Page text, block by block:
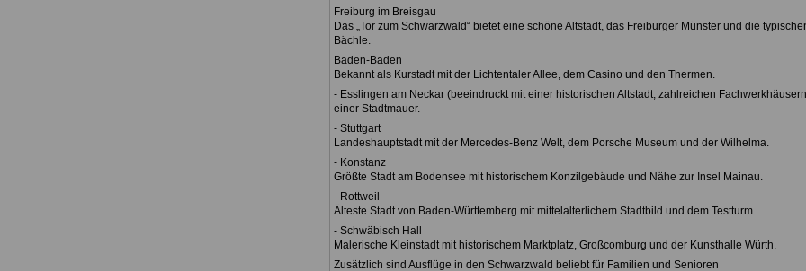
Freiburg im Breisgau
Das „Tor zum Schwarzwald“ bietet eine schöne Altstadt, das Freiburger Münster und die
Bächle.
Baden-Baden
Bekannt als Kurstadt mit der Lichtentaler Allee, dem Casino und den Thermen.
- Esslingen am Neckar (beeindruckt mit einer historischen Altstadt, zahlreichen
einer Stadtmauer.
- Stuttgart
Landeshauptstadt mit der Mercedes-Benz Welt, dem Porsche Museum und der Wilhelma.
- Konstanz
Größte Stadt am Bodensee mit historischem Konzilgebäude und Nähe zur Insel Mainau.
- Rottweil
Älteste Stadt von Baden-Württemberg mit mittelalterlichem Stadtbild und dem Testturm.
- Schwäbisch Hall
Malerische Kleinstadt mit historischem Marktplatz, Großcomburg und der Kunsthalle Würth.
Zusätzlich sind Ausflüge in den Schwarzwald beliebt für Familien und Senioren